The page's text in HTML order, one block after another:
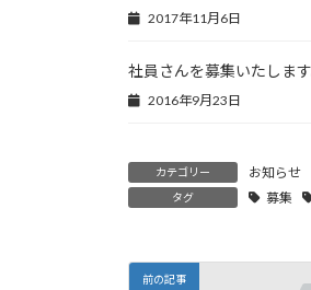
2017年11月6日
社員さんを募集いたします
2016年9月23日
カテゴリー お知らせ
タグ 募集
前の記事